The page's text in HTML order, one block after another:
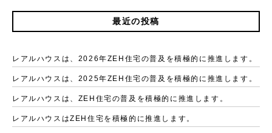
最近の投稿
レアルハウスは、2026年ZEH住宅の普及を積極的に推進します。
レアルハウスは、2025年ZEH住宅の普及を積極的に推進します。
レアルハウスは、ZEH住宅の普及を積極的に推進します。
レアルハウスはZEH住宅を積極的に推進します。